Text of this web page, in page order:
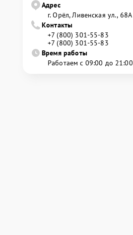
Адрес
г. Орёл, Ливенская ул., 68А
Контакты
+7 (800) 301-55-83
+7 (800) 301-55-83
Время работы
Работаем с 09:00 до 21:00